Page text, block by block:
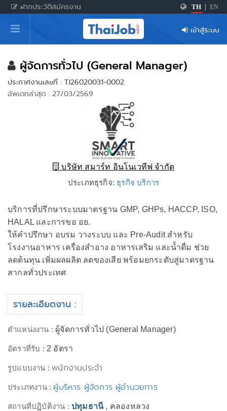
ฝากประวัติสมัครงาน TH EN
หน้าหลัก
ผู้สมัครงาน: เข้าสู่ระบบ
ฝากประวัติสมัครงาน
เกร็ดความรู้
เข้าสู่ระบบ
ผู้จัดการทั่วไป (General Manager)
ประกาศงานเลขที่ : TJ26020031-0002
อัพเดทล่าสุด : 27/03/2569
บริษัท สมาร์ท อินโนเวทีฟ จำกัด
ประเภทธุรกิจ: ธุรกิจ บริการ
บริการที่ปรึกษาระบบมาตรฐาน GMP, GHPs, HACCP, ISO,
HALAL และการขอ อย.
ให้คำปรึกษา อบรม วางระบบ และ Pre-Audit สำหรับ
โรงงานอาหาร เครื่องสำอาง อาหารเสริม และน้ำดื่ม ช่วย
ลดต้นทุน เพิ่มผลผลิต ลดของเสีย พร้อมยกระดับสู่มาตรฐาน
สากลทั่วประเทศ
รายละเอียดงาน :
ตำแหน่งงาน : ผู้จัดการทั่วไป (General Manager)
อัตราที่รับ : 2 อัตรา
รูปแบบงาน :พนักงานประจำ
ประเภทงาน : ผู้บริหาร ผู้จัดการ ผู้อำนวยการ
สถานที่ปฏิบัติงาน : ปทุมธานี, คลองหลวง